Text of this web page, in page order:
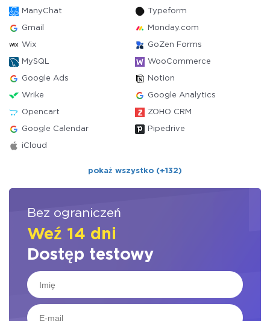
ManyChat Typeform
Gmail Monday.com
Wix GoZen Forms
MySQL WooCommerce
Google Ads Notion
Wrike Google Analytics
Opencart ZOHO CRM
Google Calendar Pipedrive
iCloud
pokaż wszystko (+132)
Bez ograniczeń
Weź 14 dni
Dostęp testowy